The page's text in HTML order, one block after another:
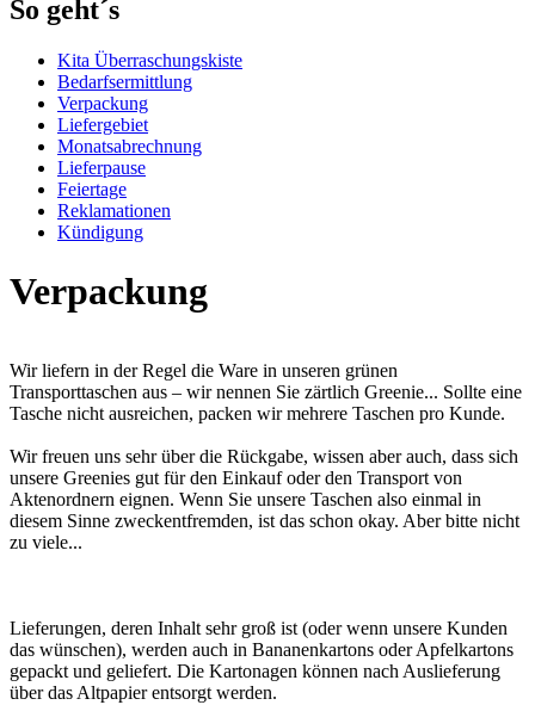
So geht´s
Kita Überraschungskiste
Bedarfsermittlung
Verpackung
Liefergebiet
Monatsabrechnung
Lieferpause
Feiertage
Reklamationen
Kündigung
Verpackung
Wir liefern in der Regel die Ware in unseren grünen
Transporttaschen aus – wir nennen Sie zärtlich Greenie... Sollte eine
Tasche nicht ausreichen, packen wir mehrere Taschen pro Kunde.
Wir freuen uns sehr über die Rückgabe, wissen aber auch, dass sich
unsere Greenies gut für den Einkauf oder den Transport von
Aktenordnern eignen. Wenn Sie unsere Taschen also einmal in
diesem Sinne zweckentfremden, ist das schon okay. Aber bitte nicht
zu viele...
Lieferungen, deren Inhalt sehr groß ist (oder wenn unsere Kunden
das wünschen), werden auch in Bananenkartons oder Apfelkartons
gepackt und geliefert. Die Kartonagen können nach Auslieferung
über das Altpapier entsorgt werden.